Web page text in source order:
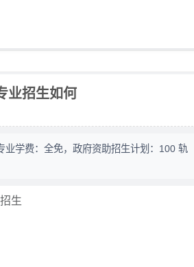
业招生如何
学费：全免，政府资助招生计划：100 轨
生